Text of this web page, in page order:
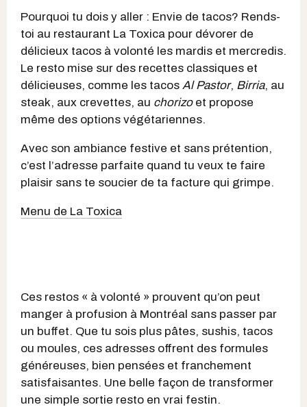
Pourquoi tu dois y aller : Envie de tacos? Rends-
toi au restaurant La Toxica pour dévorer de
délicieux tacos à volonté les mardis et mercredis.
Le resto mise sur des recettes classiques et
délicieuses, comme les tacos Al Pastor, Birria, au
steak, aux crevettes, au chorizo et propose
même des options végétariennes.
Avec son ambiance festive et sans prétention,
c’est l’adresse parfaite quand tu veux te faire
plaisir sans te soucier de ta facture qui grimpe.
Menu de La Toxica
Ces restos « à volonté » prouvent qu’on peut
manger à profusion à Montréal sans passer par
un buffet. Que tu sois plus pâtes, sushis, tacos
ou moules, ces adresses offrent des formules
généreuses, bien pensées et franchement
satisfaisantes. Une belle façon de transformer
une simple sortie resto en vrai festin.